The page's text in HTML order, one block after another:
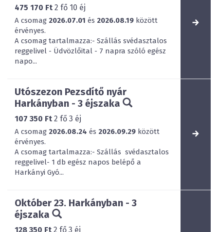
475 170 Ft 2 fő 10 éj
A csomag 2026.07.01 és 2026.08.19 között
érvényes.
A csomag tartalmazza:- Szállás svédasztalos
reggelivel - Üdvözlőital - 7 napra szóló egész
napo...
Utószezon Pezsdítő nyár
Harkányban - 3 éjszaka
107 350 Ft 2 fő 3 éj
A csomag 2026.08.24 és 2026.09.29 között
érvényes.
A csomag tartalmazza:- Szállás svédasztalos
reggelivel- 1 db egész napos belépő a
Harkányi Gyó...
Október 23. Harkányban - 3
éjszaka
128 350 Ft 2 fő 3 éj